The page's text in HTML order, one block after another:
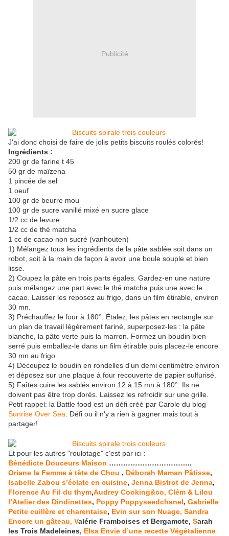
Publicité
J'ai donc choisi de faire de jolis petits biscuits roulés colorés!
Ingrédients :
200 gr de farine t 45
50 gr de maïzena
1 pincée de sel
1 oeuf
100 gr de beurre mou
100 gr de sucre vanillé mixé en sucre glace
1/2 cc de levure
1/2 cc de thé matcha
1 cc de cacao non sucré (vanhouten)
1) Mélangez tous les ingrédients de la pâte sablée soit dans un
robot, soit à la main de façon à avoir une boule souple et bien
lisse.
2) Coupez la pâte en trois parts égales. Gardez-en une nature
puis mélangez une part avec le thé matcha puis une avec le
cacao. Laisser les reposez au frigo, dans un film étirable, environ
30 mn.
3) Préchauffez le four à 180°. Étalez, les pâtes en rectangle sur
un plan de travail légèrement fariné, superposez-les : la pâte
blanche, la pâte verte puis la marron. Formez un boudin bien
serré puis emballez-le dans un film étirable puis placez-le encore
30 mn au frigo.
4) Découpez le boudin en rondelles d'un demi centimètre environ
et déposez sur une plaque à four recouverte de papier sulfurisé.
5) Faîtes cuire les sablés environ 12 à 15 mn à 180°. Ils ne
doivent pas être trop dorés. Laissez les refroidir sur une grille.
Petit rappel: la Battle food est un défi créé par Carole du blog
Sunrise Over Sea . Défi ou il n'y a rien à gagner mais tout à
partager!
Et pour les autres "roulotage" c'est par ici :
Bénédicte Douceurs Maison ……………………………..
Oriane la Femme à tête de Chou , Déborah Maman Pâtisse,
Isabelle Zabou s’éclate en cuisine, Jenna Bistrot de Jenna,
Florence Au Fil du thym,Audrey Cooking&co, Clém & Lilou
l’Atelier des Dindinettes, Poppy Poppyseedchanel, Gabrielle
Petite cuillère et charentaise, Evin sur son Nuage, Sandra
Encore un gâteau, Valérie Framboises et Bergamote, Sarah
les Trois Madeleines, Elsa Envie d’une recette Végétalienne